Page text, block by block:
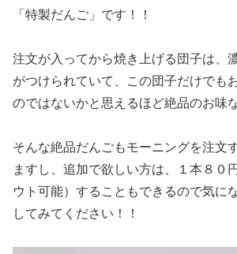
「特製だんご」です！！
注文が入ってから焼き上げる団子は、
がつけられていて、この団子だけでも
のではないかと思えるほど絶品のお味
そんな絶品だんごもモーニングを注文
ますし、追加で欲しい方は、１本８０
ウト可能）することもできるので気に
してみてください！！